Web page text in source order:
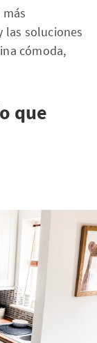
las soluciones
cómoda,
que